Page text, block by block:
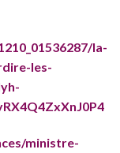
la-
les-
ministre-